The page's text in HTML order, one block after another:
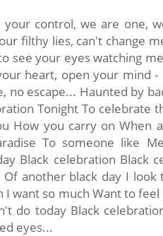
control, we are one,
filthy lies, can't change
see your eyes watching
heart, open your mind
no escape... Haunted by
Tonight To celebrate
How you carry on When
To someone like
Black celebration Black
another black day I
want so much Want to
do today Black
eyes...